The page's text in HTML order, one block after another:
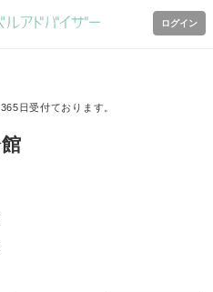
ログイン
日受付ております。